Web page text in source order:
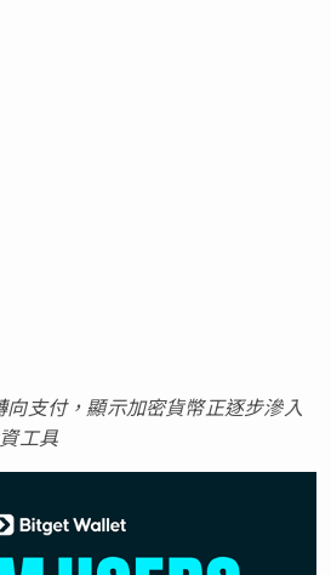
支付，顯示加密貨幣正逐步滲入
工具